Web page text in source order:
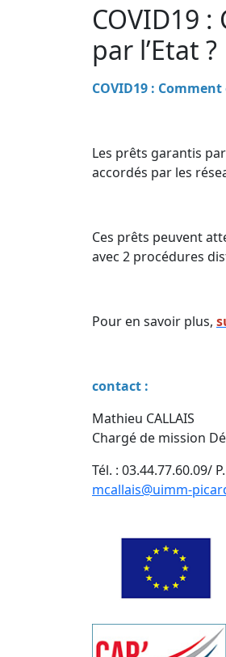
COVID19
par l’Etat ?
COVID19 :
Les prêts garantis
accordés par les
Ces prêts peuvent
avec 2 procédures
Pour en savoir plus,
contact :
Mathieu CALLAIS
Chargé de mission
Tél. : 03.44.77.60.09/
mcallais@uimm-